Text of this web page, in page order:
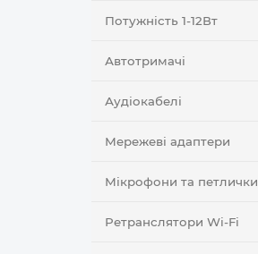
Потужність 1-12Вт
Автотримачі
Аудіокабелі
Мережеві адаптери
Мікрофони та петлички
Ретранслятори Wi-Fi